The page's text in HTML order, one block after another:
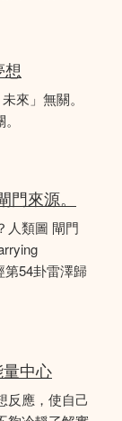
來」無關。
來源。
人類圖 閘門
第54卦雷澤歸
中心
反應，使自己